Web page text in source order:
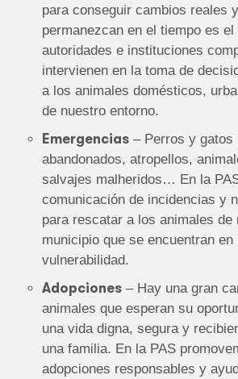
para conseguir cambios reales
permanezcan en el tiempo es
autoridades e instituciones
intervienen en la toma de
a los animales domésticos,
de nuestro entorno.
Emergencias – Perros y gatos
abandonados, atropellos,
salvajes malheridos… En la
comunicación de incidencias y
para rescatar a los animales de
municipio que se encuentran
vulnerabilidad.
Adopciones – Hay una gran
animales que esperan su
una vida digna, segura y
una familia. En la PAS
adopciones responsables y